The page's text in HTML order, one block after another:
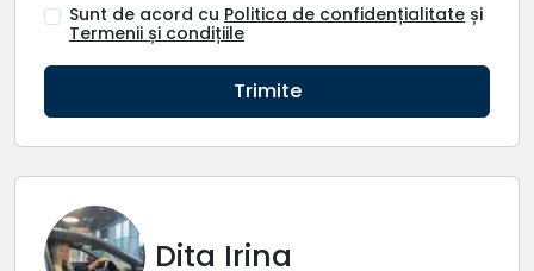
Sunt de acord cu Politica de confidențialitate și
Termenii și condițiile
Trimite
Dita Irina